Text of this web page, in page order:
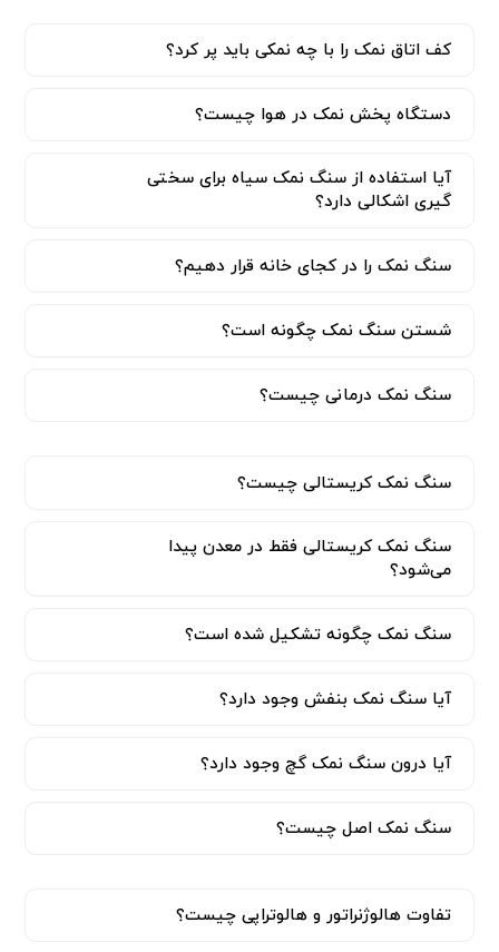
کف اتاق نمک را با چه نمکی باید پر کرد؟
دستگاه پخش نمک در هوا چیست؟
آیا استفاده از سنگ نمک سیاه برای سختی
گیری اشکالی دارد؟
سنگ نمک را در کجای خانه قرار دهیم؟
شستن سنگ نمک چگونه است؟
سنگ نمک درمانی چیست؟
سنگ نمک کریستالی چیست؟
سنگ نمک کریستالی فقط در معدن پیدا
می‌شود؟
سنگ نمک چگونه تشکیل شده است؟
آیا سنگ نمک بنفش وجود دارد؟
آیا درون سنگ نمک گچ وجود دارد؟
سنگ نمک اصل چیست؟
تفاوت هالوژنراتور و هالوتراپی چیست؟